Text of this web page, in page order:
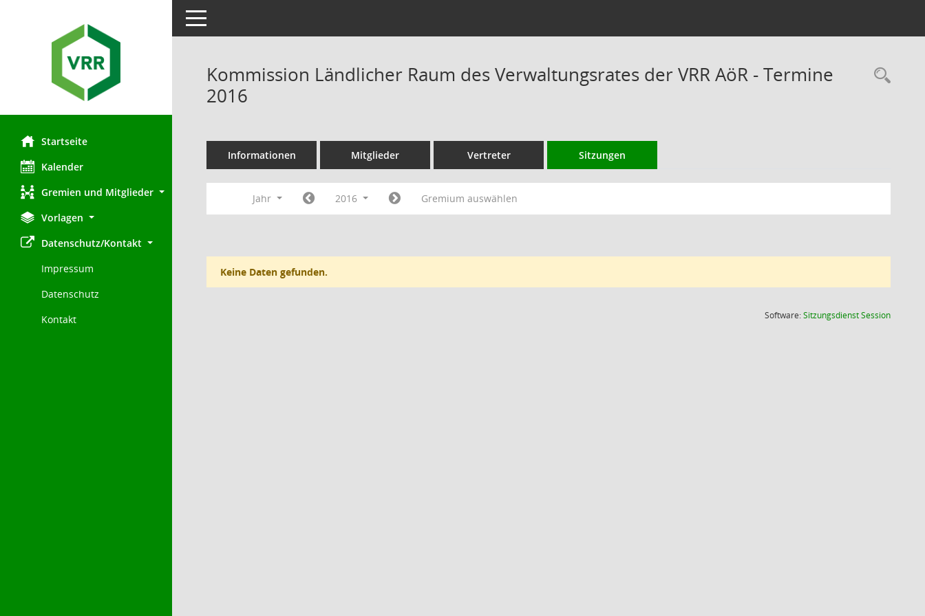
Startseite
Kalender
Gremien und Mitglieder
Vorlagen
Datenschutz/Kontakt
Impressum
Datenschutz
Kontakt
Toggle navigation
Kommission Ländlicher Raum des Verwaltungsrates der VRR AöR - Termine
2016
Informationen Mitglieder Vertreter Sitzungen
Jahr 2016 Gremium auswählen
Keine Daten gefunden.
Software:SitzungsdienstSession(Wird in